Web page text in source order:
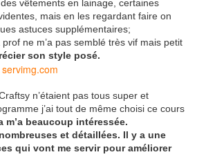
vêtements en lainage, certaines
mais en les regardant faire on
astuces supplémentaires;
ne m’a pas semblé très vif mais petit
son style posé.
n’étaient pas tous super et
j’ai tout de même choisi ce cours
m’a beaucoup intéressée.
et détaillées. Il y a une
qui vont me servir pour améliorer